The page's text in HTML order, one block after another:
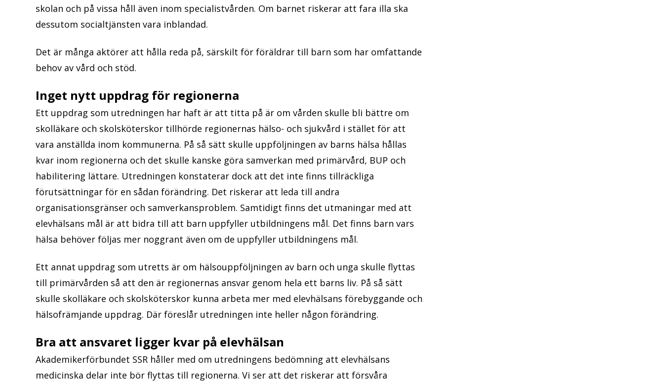
skolan och på vissa håll även inom specialistvården. Om barnet riskerar att fara illa ska
dessutom socialtjänsten vara inblandad.
Det är många aktörer att hålla reda på, särskilt för föräldrar till barn som har omfattande
behov av vård och stöd.
Inget nytt uppdrag för regionerna
Ett uppdrag som utredningen har haft är att titta på är om vården skulle bli bättre om
skolläkare och skolsköterskor tillhörde regionernas hälso- och sjukvård i stället för att
vara anställda inom kommunerna. På så sätt skulle uppföljningen av barns hälsa hållas
kvar inom regionerna och det skulle kanske göra samverkan med primärvård, BUP och
habilitering lättare. Utredningen konstaterar dock att det inte finns tillräckliga
förutsättningar för en sådan förändring. Det riskerar att leda till andra
organisationsgränser och samverkansproblem. Samtidigt finns det utmaningar med att
elevhälsans mål är att bidra till att barn uppfyller utbildningens mål. Det finns barn vars
hälsa behöver följas mer noggrant även om de uppfyller utbildningens mål.
Ett annat uppdrag som utretts är om hälsouppföljningen av barn och unga skulle flyttas
till primärvården så att den är regionernas ansvar genom hela ett barns liv. På så sätt
skulle skolläkare och skolsköterskor kunna arbeta mer med elevhälsans förebyggande och
hälsofrämjande uppdrag. Där föreslår utredningen inte heller någon förändring.
Bra att ansvaret ligger kvar på elevhälsan
Akademikerförbundet SSR håller med om utredningens bedömning att elevhälsans
medicinska delar inte bör flyttas till regionerna. Vi ser att det riskerar att försvåra